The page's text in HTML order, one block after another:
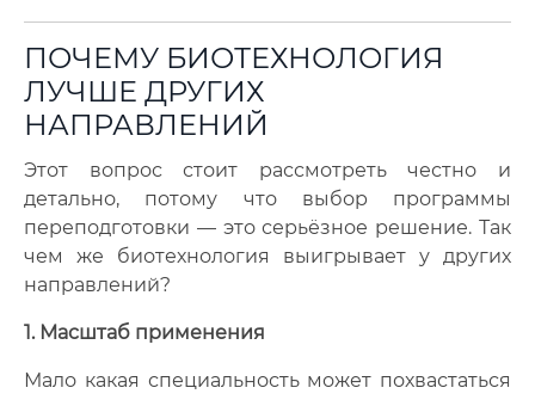
ПОЧЕМУ БИОТЕХНОЛОГИЯ
ЛУЧШЕ ДРУГИХ
НАПРАВЛЕНИЙ
Этот вопрос стоит рассмотреть честно и
детально, потому что выбор программы
переподготовки — это серьёзное решение. Так
чем же биотехнология выигрывает у других
направлений?
1. Масштаб применения
Мало какая специальность может похвастаться